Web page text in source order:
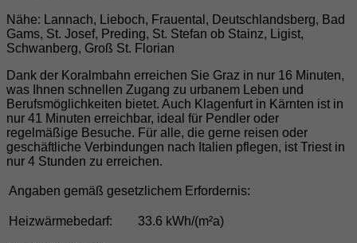
Nähe: Lannach, Lieboch, Frauental, Deutschlandsberg, Bad
Gams, St. Josef, Preding, St. Stefan ob Stainz, Ligist,
Schwanberg, Groß St. Florian
Dank der Koralmbahn erreichen Sie Graz in nur 16 Minuten,
was Ihnen schnellen Zugang zu urbanem Leben und
Berufsmöglichkeiten bietet. Auch Klagenfurt in Kärnten ist in
nur 41 Minuten erreichbar, ideal für Pendler oder
regelmäßige Besuche. Für alle, die gerne reisen oder
geschäftliche Verbindungen nach Italien pflegen, ist Triest in
nur 4 Stunden zu erreichen.
Angaben gemäß gesetzlichem Erfordernis:
Heizwärmebedarf: 33.6 kWh/(m²a)